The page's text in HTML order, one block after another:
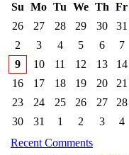
Su Mo Tu We Th Fr
26
27 28 29 30 31
2
3 4 5 6 7
9
10 11 12 13 14
16
17 18 19 20 21
23
24 25 26 27 28
30
31 1 2 3 4
Recent Comments